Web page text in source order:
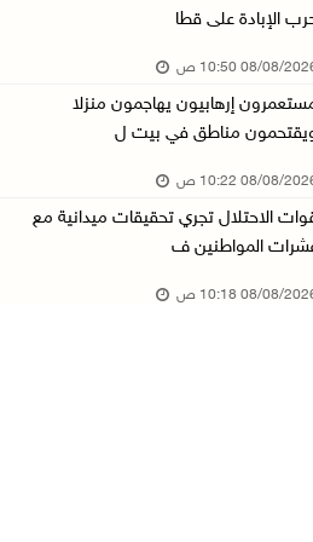
ارتفاع أسعار النفط
08/آب/2026 08:21 ص
الإبادة على قطا
08/2026 10:50 ص
إرهابيون يهاجمون منزلا
مناطق في بيت ل
08/2026 10:22 ص
الاحتلال تجري تحقيقات ميدانية مع
المواطنين ف
08/2026 10:18 ص